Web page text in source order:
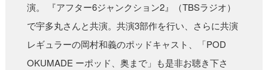
演。 『アフター6ジャンクション2』（TBSラジオ）
で宇多丸さんと共演。共演3部作を行い、さらに共演
レギュラーの岡村和義のポッドキャスト、「POD
OKUMADE ーポッド、奥まで」も是非お聴き下さ